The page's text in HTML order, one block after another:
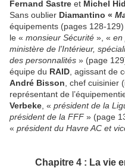
Fernand Sastre et Michel
Sans oublier Diamantino «
équipements (pages 128-129)
le « monsieur Sécurité », « en
ministère de l’Intérieur,
des personnalités » (page
équipe du RAID , agissant de
André Bisson , chef cuisinier
représentant de
Verbeke , « président de la
président de la FFF » (page
« président du Havre AC et
Chapitre 4 : La vie